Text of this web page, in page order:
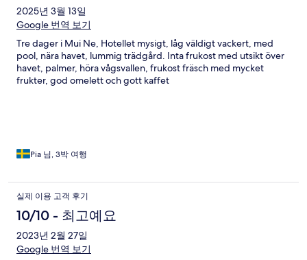
2025년 3월 13일
Google 번역 보기
Tre dager i Mui Ne, Hotellet mysigt, låg väldigt vackert, med
pool, nära havet, lummig trädgård. Inta frukost med utsikt över
havet, palmer, höra vågsvallen, frukost fräsch med mycket
frukter, god omelett och gott kaffet
Pia 님, 3박 여행
실제 이용 고객 후기
10/10 - 최고예요
2023년 2월 27일
Google 번역 보기